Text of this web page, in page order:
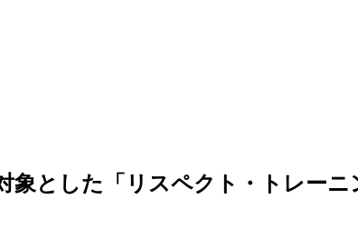
象とした「リスペクト・トレー